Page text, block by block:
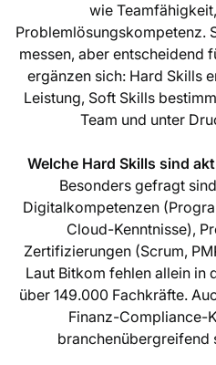
wie
Problemlösungskompetenz.
messen, aber entscheidend
ergänzen sich: Hard Skills
Leistung, Soft Skills
Team und unter
Welche Hard Skills sind
Besonders gefragt
Digitalkompetenzen
Cloud-Kenntnisse),
Zertifizierungen (Scrum,
Laut Bitkom fehlen allein in
über 149.000 Fachkräfte.
Finanz-Compliance-
branchenübergreifend